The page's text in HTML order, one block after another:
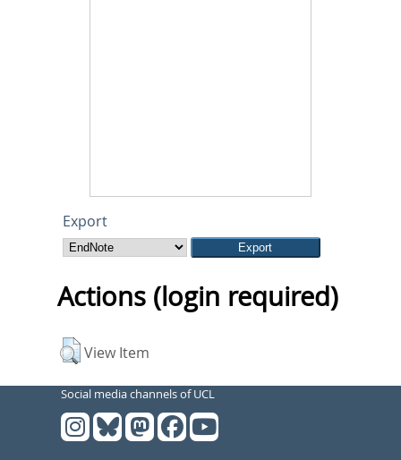
Export
Actions (login required)
View Item
Social media channels of UCL